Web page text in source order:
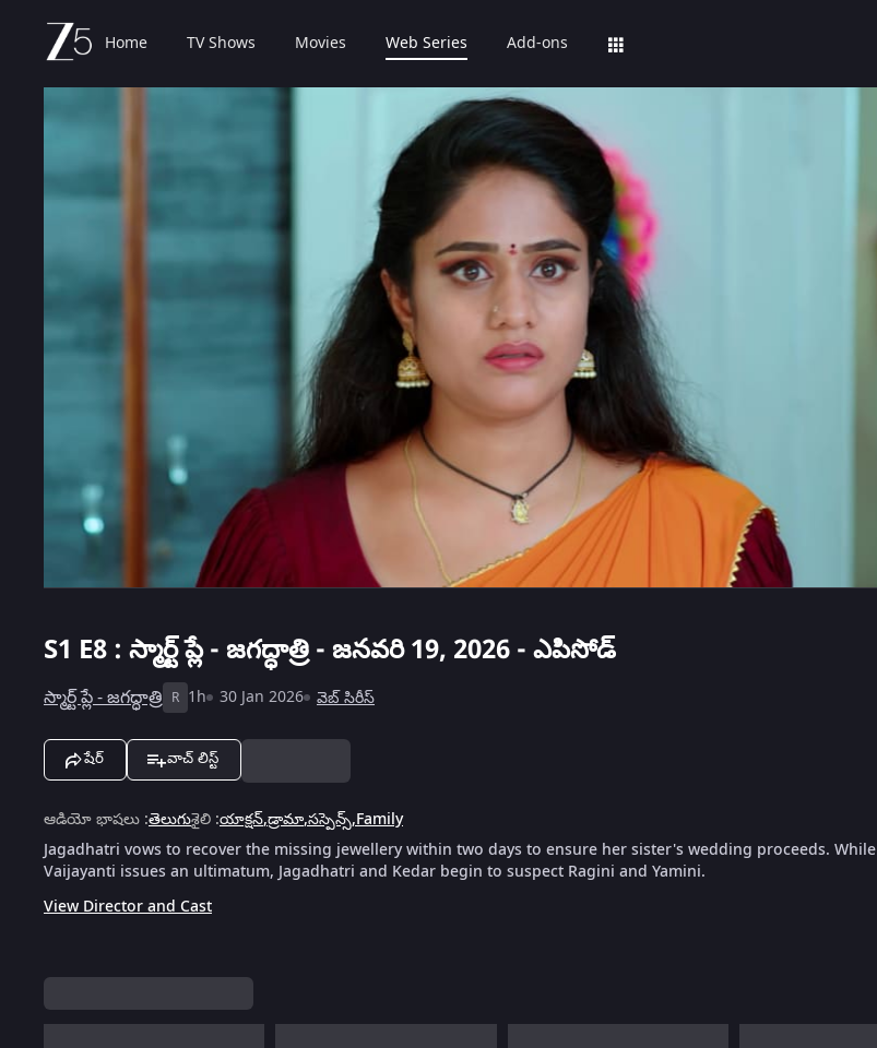
Home TV Shows Movies Web Series Add-ons
S1 E8 : స్మార్ట్ ప్లే - జగద్ధాత్రి - జనవరి 19, 2026 - ఎపిసోడ్
స్మార్ట్ ప్లే - జగద్ధాత్రి R 1h 30 Jan 2026 వెబ్‌ సిరీస్
షేర్ వాచ్ లిస్ట్
ఆడియో భాషలు :తెలుగుశైలి :యాక్షన్,డ్రామా,సస్పెన్స్,Family
Jagadhatri vows to recover the missing jewellery within two days to ensure her sister's wedding proceeds. While
Vaijayanti issues an ultimatum, Jagadhatri and Kedar begin to suspect Ragini and Yamini.
View Director and Cast